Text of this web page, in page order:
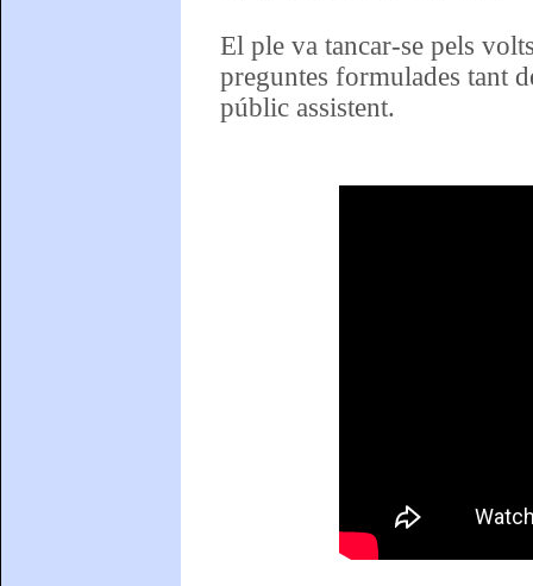
El ple va tancar-se pels
preguntes formulades tant
públic assistent.